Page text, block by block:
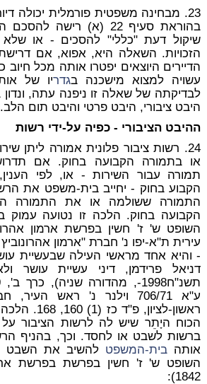
23. מבחינה משפטית פורמלית יכולה
בהוראת סעיף 22 (א) רישה
שיקול דעת "כללי" להסכים - או
הזכויות. השאלה היא, אפוא, אם
הדיירים היוצאים יפטרו אותה מכל
עשויה למצוא מישכנה בגדריו של
לבדיקתה של שאלה זו ניפנה עתה,
היבט ציבורי, היבט פרטי והיבט תום הלב.
ההיבט הציבורי - כפיה על-ידי רשות
24. רשות ציבור פלונית אמורה ליתן
או בתמורה הקבועה בחוק. אם
תמורה עבור השירות - או, לפי
הקבוע בחוק - יחייב בית-משפט את
התמורה ששולמה או את התמורה
הקבועה בחוק. הלכה זו נטועה עמוק
- והיא אחד מראשי העילה שבעשיית
דניאל פרידמן, דיני עשיית עושר
ע"א 706/71 וילנר נ' ראש
ראשון-לציון,
הכוח היָתֵר שיש לה לרשות הציבור על
ברשות לשבט או לחסד. וכך, בהניף
אותה בית-המשפט להשיב את השבט
השופט ש' ז' חשין בפרשת בפרשת
1842):